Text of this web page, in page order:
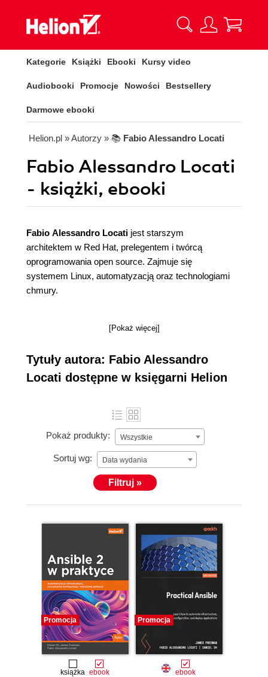
Kategorie Książki Ebooki Kursy video
Audiobooki Promocje Nowości Bestsellery
Darmowe ebooki
Helion.pl » Autorzy » 📚 Fabio Alessandro Locati
Fabio Alessandro Locati
- książki, ebooki
Fabio Alessandro Locati jest starszym
architektem w Red Hat, prelegentem i twórcą
oprogramowania open source. Zajmuje się
systemem Linux, automatyzacją oraz technologiami
chmury.
[Pokaż więcej]
Tytuły autora: Fabio Alessandro
Locati dostępne w księgarni Helion
Pokaż produkty: Wszystkie
Sortuj wg: Data wydania
Filtruj »
Promocja
książka ebook
Promocja
ebook